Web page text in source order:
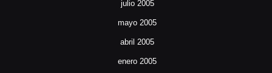
julio 2005
mayo 2005
abril 2005
enero 2005